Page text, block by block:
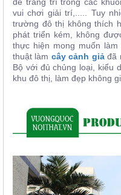
Hàng
Thất
Hàng
để trang trí trong các
vui chơi giải trí,..... Tuy
trường đô thị không thích
phát triển kém, không
thực hiện mong muốn
thuật làm cây cảnh giảđã
Bộ với đủ chủng loại, kiểu
khu đô thị, làm đẹp không